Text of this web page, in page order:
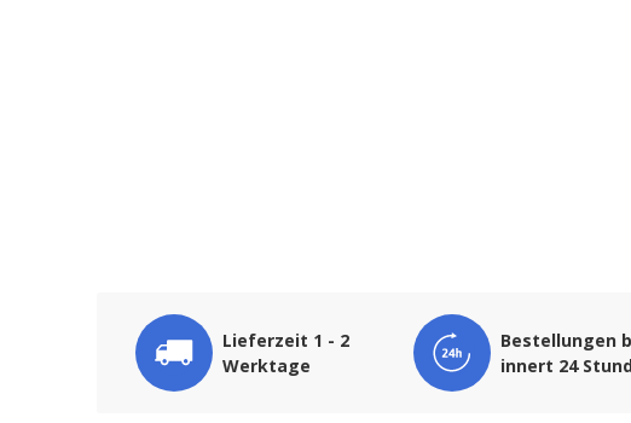
Lieferzeit 1 - 2
Werktage
Bestellungen
innert 24